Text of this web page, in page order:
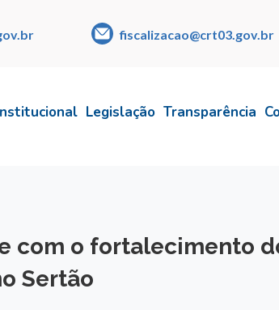
fiscalizacao@crt03.gov.br
Legislação Transparência
com o fortalecimento
Sertão